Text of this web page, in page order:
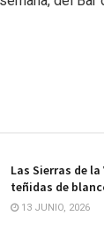
Las Sierras de
teñidas de
13 JUNIO, 2026